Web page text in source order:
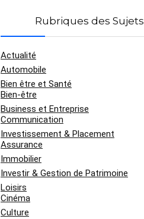
Rubriques des Sujets
Actualité
Automobile
Bien être et Santé
Bien-être
Business et Entreprise
Communication
Investissement & Placement
Assurance
Immobilier
Investir & Gestion de Patrimoine
Loisirs
Cinéma
Culture